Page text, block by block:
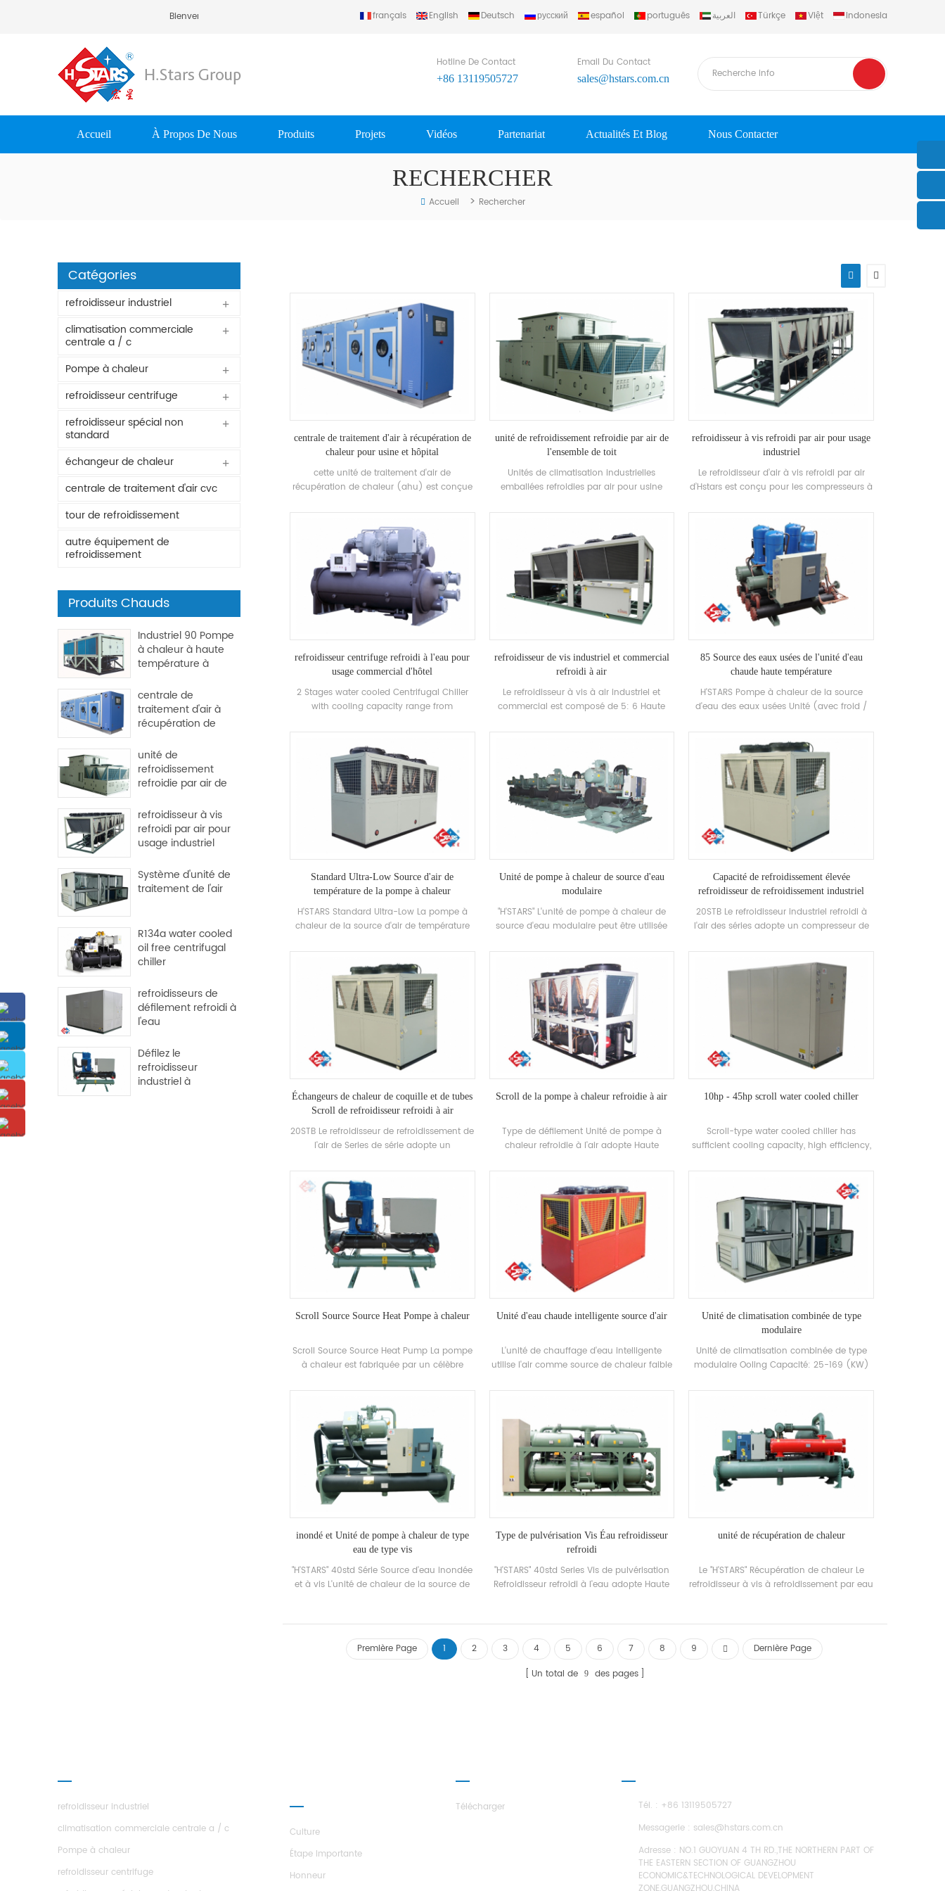
Bienvenue À H.Stars (Guangzhou) Refrigerating Equipment Group Ltd..
français English Deutsch русский español português العربية Türkçe Việt Indonesia
Hotline De Contact
+86 13119505727
Email Du Contact
sales@hstars.com.cn
Accueil À Propos De Nous Produits Projets Vidéos Partenariat Actualités Et Blog Nous Contacter
RECHERCHER
Accueil > Rechercher
centrale de traitement d'air à récupération de
chaleur pour usine et hôpital
cette unité de traitement d'air de
récupération de chaleur (ahu) est conçue
multiples de refroidissement, chauffage,
humidification, déshumidification et
purification de l'air.
unité de refroidissement refroidie par air de
l'ensemble de toit
Unités de climatisation industrielles
emballées refroidies par air pour usine
propose des solutions pour l'industrie
pharmaceutique, l'industrie électronique,
l'industrie automobile, l'imprimerie et
l'industrie alimentaire, les bâtiments
commerciaux, le traitement VOC et la
protection de l'environnement, la qualité de
l'air intérieur, la ventilation marine
refroidisseur à vis refroidi par air pour usage
industriel
Le refroidisseur d’air à vis refroidi par air
d’Hstars est conçu pour les compresseurs à
en option pour les clients à usage
industriel. haute qualité avec une utilisation
facile.
refroidisseur centrifuge refroidi à l'eau pour
usage commercial d'hôtel
2 Stages water cooled Centrifugal Chiller
with cooling capacity range from
reliable, so high-performing, so future-
proof that once it’s installed, you may
never have to think about it again. Low
maintance cost.
refroidisseur de vis industriel et commercial
refroidi à air
Le refroidisseur à vis à air industriel et
commercial est composé de 5: 6 Haute
qualité Condenseur et évaporateur, et
électrique Composants, qui peut être utilisé
largement dans des industries industries.
85 Source des eaux usées de l'unité d'eau
chaude haute température
H'STARS Pompe à chaleur de la source
d'eau des eaux usées Unité (avec froid /
d'eau chaude développé et fabriqué pour
la salle de bain, une piscine à ressorts
chaude, une piscine et d'autres baignades,
extrayant la chaleur des eaux usées
domestiques, économiser de l'énergie et
protéger le Environnement.Energy L'épargne
est de 30% ~ 50% comparé à la méthode de
chauffage conventionnel, qui peut réduire
considérablement l'opération Coût.
Standard Ultra-Low Source d'air de
température de la pompe à chaleur
H'STARS Standard Ultra-Low La pompe à
chaleur de la source d'air de température
l'environnement de -25 ℃ ~ 43, en utilisant
de l'air comme source de chaleur, aucun
polluants n'est déchargé et 55 ° C L'eau
chaude est préparée pour répondre à la
demande d'eau chaude entre 35-55 ° c.
Fonction de chauffage, adaptée à
l'alimentation en air direct ou au
rayonnement du sol Chauffage.
Unité de pompe à chaleur de source d'eau
modulaire
"H'STARS" L'unité de pompe à chaleur de
source d'eau modulaire peut être utilisée
être remplacée par une machine. Le
système peut remplacer la chaudière
d'origine et la climatisation Système; La
capacité de refroidissement suffit,
l'efficacité est élevée, le nettoyage et la
maintenance est facile et la note
d'efficacité énergétique est 5-1. niveau.
Capacité de refroidissement élevée
refroidisseur de refroidissement industriel
20STB Le refroidisseur industriel refroidi à
l'air des séries adopte un compresseur de
développé Haute-efficacité Échangeur de
chaleur de coque et de tube, utilisant R22,
R407C Réfrigérant, Efficacité énergétique
Grade jusqu'à 2 niveaux
Échangeurs de chaleur de coquille et de tubes
Scroll de refroidisseur refroidi à air
20STB Le refroidisseur de refroidissement de
l'air de Series de série adopte un
développe et fabrique indépendamment
Haute efficacité shell and-tube Échangeur
de chaleur et échangeur de chaleur de
bobine, adopte R22 et r407c réfrigérateur
Scroll de la pompe à chaleur refroidie à air
Type de défilement Unité de pompe à
chaleur refroidie à l'air adopte Haute
entièrement fermé, auto-développé et
fabriqué haut rendement shell and-tube
Échangeur de chaleur et échangeur de
chaleur à bobines, utilisant R22, R134A,
R407C réfrigérant
10hp - 45hp scroll water cooled chiller
Scroll-type water cooled chiller has
sufficient cooling capacity, high efficiency,
energy efficiency rating is 4-2. cooling
capacity range: 21500 kcal to 113400 kcal
(10HP~45HP), suitable for small and
medium-sized offices, factory workshops,
hotels, villas, etc
Scroll Source Source Heat Pompe à chaleur
Scroll Source Source Heat Pump La pompe
à chaleur est fabriquée par un célèbre
de contrôle électronique, et est équipé de
recherches et de développement
indépendantes de Haute efficacité
Échangeur de chaleur en spirale
Unité d'eau chaude intelligente source d'air
L'unité de chauffage d'eau intelligente
utilise l'air comme source de chaleur faible
économe en énergie, efficace et
Unité de climatisation combinée de type
modulaire
Unité de climatisation combinée de type
modulaire Ooling Capacité: 25-169 (KW)
pharmaceutique, industrie alimentaire
inondé et Unité de pompe à chaleur de type
eau de type vis
"H'STARS" 40std Série Source d'eau inondée
et à vis L'unité de chaleur de la source de
haut rendement Evaporateur de type
inondé, R22, R134A réfrigérant, efficacité
énergétique jusqu'à 6.7. Température de
Type de pulvérisation Vis Éau refroidisseur
refroidi
"H'STARS" 40std Series Vis de pulvérisation
Refroidisseur refroidi à l'eau adopte Haute
Evaporateur de pulvérisation, R22, Just 34a
réfrigérant, efficacité énergétique jusqu'à
5.5 L'unité a 20 standard Spécifications.
unité de récupération de chaleur
Le "H'STARS" Récupération de chaleur Le
refroidisseur à vis à refroidissement par eau
l'échange de chaleur entre la vapeur de
réfrigérant et l'eau pendant le Le processus
de réfrigération, qui fournit aux clients la
Première Page 1 2 3 4 5 6 7 8 9
Dernière Page
Un total de
9 des pages
Catégories
refroidisseur industriel
climatisation commerciale
centrale a / c
Pompe à chaleur
refroidisseur centrifuge
refroidisseur spécial non
standard
échangeur de chaleur
centrale de traitement d'air cvc
tour de refroidissement
autre équipement de
refroidissement
Produits Chauds
Industriel 90 Pompe
à chaleur à haute
température à
centrale de
traitement d'air à
récupération de
et hôpital
unité de
refroidissement
refroidie par air de
refroidisseur à vis
refroidi par air pour
usage industriel
Système d'unité de
traitement de l'air
R134a water cooled
oil free centrifugal
chiller
refroidisseurs de
défilement refroidi à
l'eau
Défilez le
refroidisseur
industriel à
refroidisseur industriel
climatisation commerciale centrale a / c
Pompe à chaleur
refroidisseur centrifuge
Culture
Étape Importante
Honneur
Télécharger
Tél. : +86 13119505727
Messagerie : sales@hstars.com.cn
Adresse : NO.1 GUOYUAN 4 TH RD.,THE NORTHERN PART OF
THE EASTERN SECTION OF GUANGZHOU
ECONOMIC&TECHNOLOGICAL DEVELOPMENT
ZONE,GUANGZHOU,CHINA